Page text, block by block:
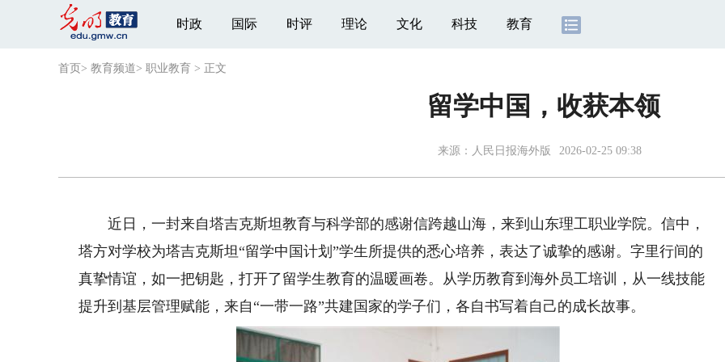
时政 国际 时评 理论 文化 科技 教育
首页 > 教育频道> 职业教育 > 正文
留学中国，收获本领
来源： 人民日报海外版 2026-02-25 09:38
近日，一封来自塔吉克斯坦教育与科学部的感谢信跨越山海，来到山东理工职业学院。信中，
塔方对学校为塔吉克斯坦“留学中国计划”学生所提供的悉心培养，表达了诚挚的感谢。字里行间的
真挚情谊，如一把钥匙，打开了留学生教育的温暖画卷。从学历教育到海外员工培训，从一线技能
提升到基层管理赋能，来自“一带一路”共建国家的学子们，各自书写着自己的成长故事。